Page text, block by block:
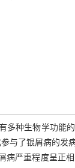
有多种生物学功
与了银屑病的
病严重程度呈正